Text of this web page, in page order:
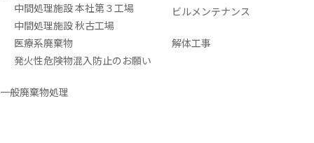
中間処理施設 本社第３工場
中間処理施設 秋古工場
医療系廃棄物
発火性危険物混入防止のお願い
一般廃棄物処理
ビルメンテナンス
解体工事